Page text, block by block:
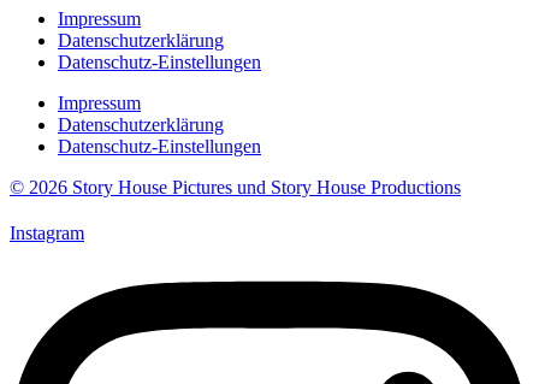
Impressum
Datenschutzerklärung
Datenschutz-Einstellungen
Impressum
Datenschutzerklärung
Datenschutz-Einstellungen
© 2026 Story House Pictures und Story House Productions
Instagram